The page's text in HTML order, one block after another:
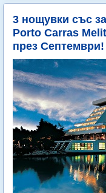
3 нощувки със
Porto Carras
през Септември!